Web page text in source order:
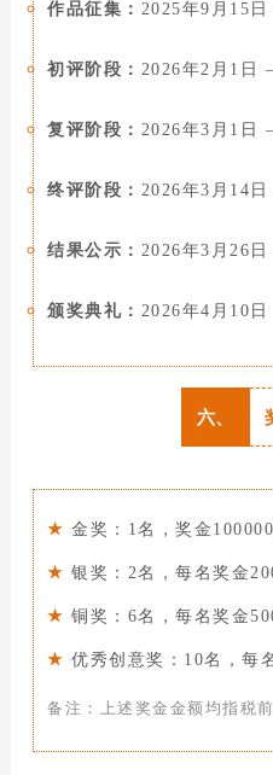
作品征集： 2025年9月15
初评阶段： 2026年2月1日
复评阶段： 2026年3月1日
终评阶段： 2026年3月14日
结果公示： 2026年3月26日
颁奖典礼： 2026年4月10日
六、
★金奖：1名，奖金
★银奖：2名，每名奖金
★铜奖：6名，每名奖金
★优秀创意奖：10名，每
备注：上述奖金金额均指税前